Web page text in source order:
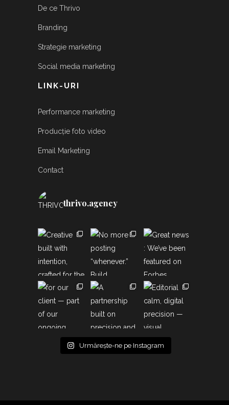
De ce Thrivo
Branding
Strategie marketing
Social media marketing
LINK-URI
Performance marketing
Producție foto video
Email Marketing
Contact
thrivo.agency
Urmărește-ne pe Instagram